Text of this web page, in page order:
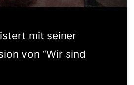
mit seiner
von “Wir sind